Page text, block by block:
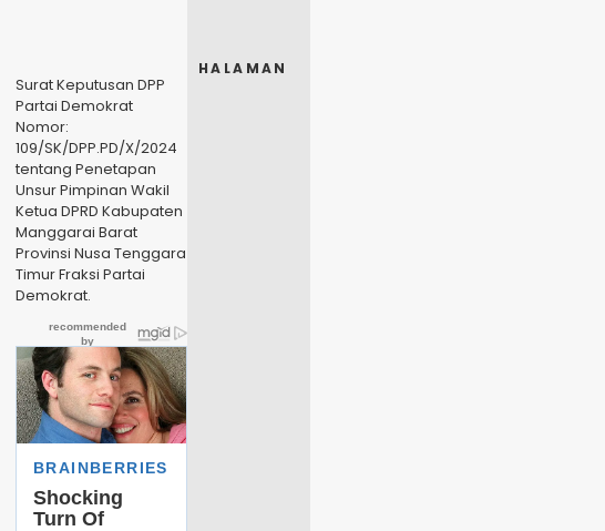
Surat Keputusan DPP
Partai Demokrat
Nomor:
109/SK/DPP.PD/X/2024
tentang Penetapan
Unsur Pimpinan Wakil
Ketua DPRD Kabupaten
Manggarai Barat
Provinsi Nusa Tenggara
Timur Fraksi Partai
Demokrat.
HALAMAN